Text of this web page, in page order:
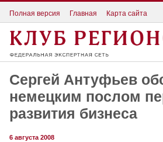
Полная версия Главная Карта сайта
Сергей Антуфьев
немецким послом
развития бизнеса
6 августа 2008